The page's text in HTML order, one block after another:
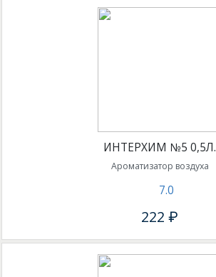
ИНТЕРХИМ №5 0,5Л.
Ароматизатор воздуха
7.0
222 ₽